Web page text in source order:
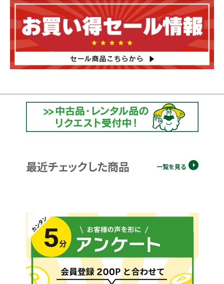
最近チェックした商品 一覧を見る